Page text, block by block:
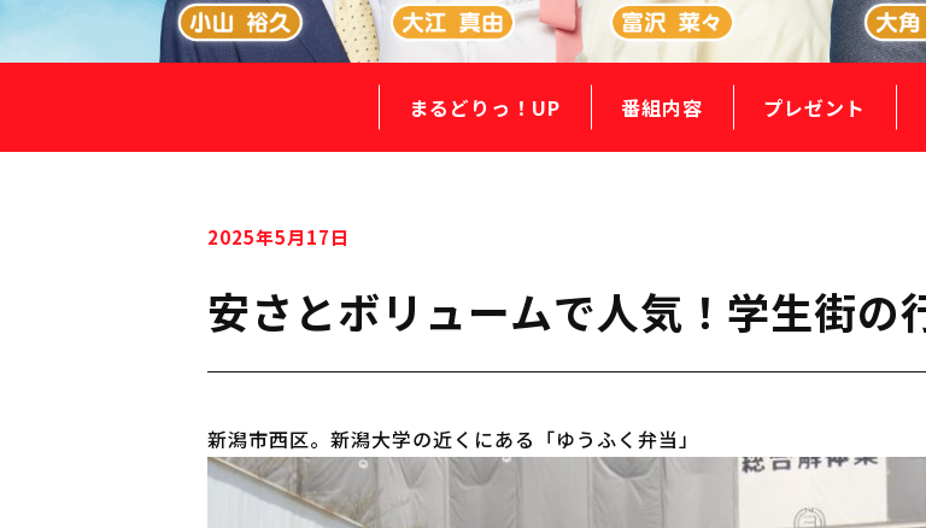
まるどりっ！UP 番組内容 プレゼント
2025年5月17日
安さとボリュームで人気！学生街の
新潟市西区。新潟大学の近くにある「ゆうふく弁当」